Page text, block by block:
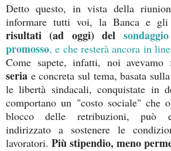
Detto questo, in vista della
informare tutti voi, la Banca e
risultati (ad oggi) del
promosso, e che resterà ancora in
Come sapete, infatti, noi avevamo
seria e concreta sul tema, basata
le libertà sindacali, conquistate in
comportano un "costo sociale" che
blocco delle retribuzioni, può
indirizzato a sostenere le
lavoratori. Più stipendio, meno